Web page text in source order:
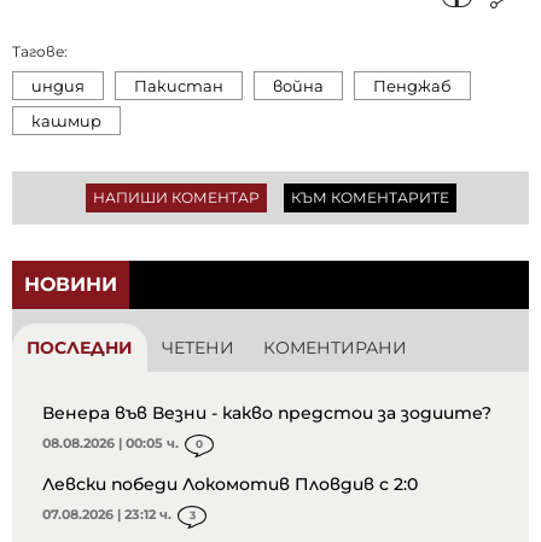
Тагове:
индия Пакистан война
Пенджаб
кашмир
НАПИШИ КОМЕНТАР КЪМ КОМЕНТАРИТЕ
НОВИНИ
ПОСЛЕДНИ ЧЕТЕНИ КОМЕНТИРАНИ
Венера във Везни - какво предстои за зодиите?
08.08.2026 | 00:05 ч. 0
Левски победи Локомотив Пловдив с 2:0
07.08.2026 | 23:12 ч. 3